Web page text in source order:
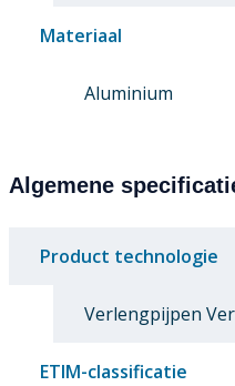
Materiaal
Aluminium
Algemene
Product technologie
Verlengpijpen
ETIM-classificatie